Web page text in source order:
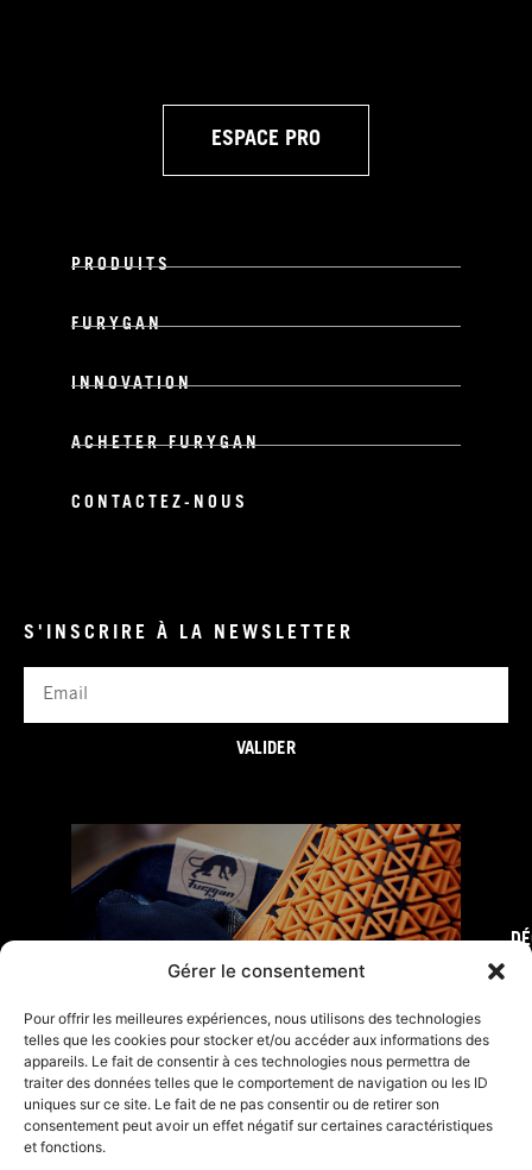
Gérer le consentement
Pour offrir les meilleures expériences, nous utilisons des technologies
telles que les cookies pour stocker et/ou accéder aux informations des
appareils. Le fait de consentir à ces technologies nous permettra de
traiter des données telles que le comportement de navigation ou les ID
uniques sur ce site. Le fait de ne pas consentir ou de retirer son
consentement peut avoir un effet négatif sur certaines caractéristiques
et fonctions.
ESPACE PRO
PRODUITS
FURYGAN
INNOVATION
ACHETER FURYGAN
CONTACTEZ-NOUS
S'INSCRIRE À LA NEWSLETTER
VALIDER